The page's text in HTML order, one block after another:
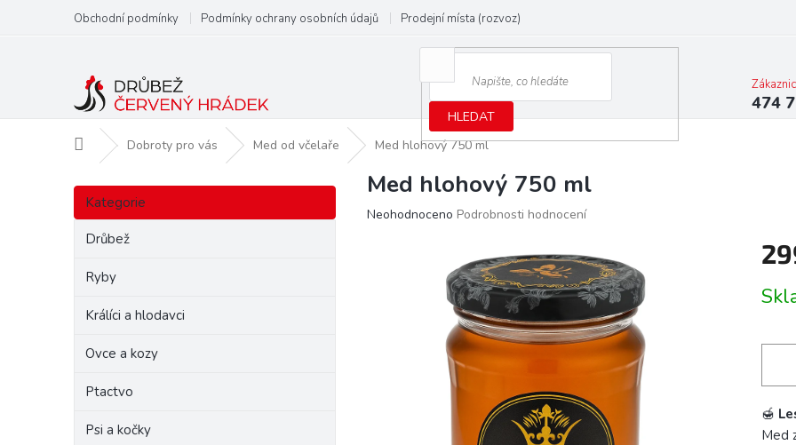
obsah
Obchodní podmínky Podmínky ochrany osobních údajů Prodejní místa (rozvoz)
HLEDAT
474
Domů Dobroty pro vás Med od včelaře Med hlohový 750 ml
P
s
Přeskočit
kategorie
Kategorie
Drůbež
Ryby
Králíci a hlodavci
Ovce a kozy
Ptactvo
Psi a kočky
Med hlohový 750 ml
Průměrné
Neohodnoceno Podrobnosti hodnocení
cena:
🍯
Med